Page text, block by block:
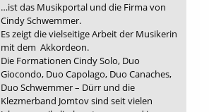
…ist das Musikportal und die Firma von
Cindy Schwemmer.
Es zeigt die vielseitige Arbeit der Musikerin
mit dem Akkordeon.
Die Formationen Cindy Solo, Duo
Giocondo, Duo Capolago, Duo Canaches,
Duo Schwemmer – Dürr und die
Klezmerband Jomtov sind seit vielen